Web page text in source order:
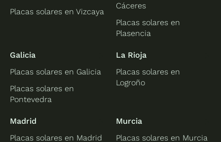
Placas solares en Vizcaya
Cáceres
Placas solares en
Plasencia
Galicia
Placas solares en Galicia
Placas solares en
Pontevedra
La Rioja
Placas solares en
Logroño
Madrid
Placas solares en Madrid
Murcia
Placas solares en Murcia